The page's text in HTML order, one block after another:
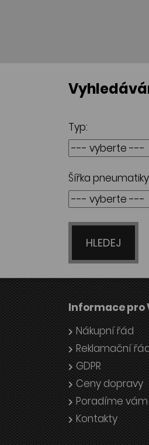
Typ:
Šířka
HLEDEJ
Informace pro
Nákupní řád
Reklamační
GDPR
Ceny dopravy
Poradíme vám
Kontakty